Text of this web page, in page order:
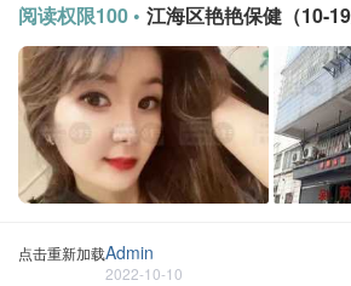
阅读权限100 • 江海区艳艳保健（10-19
点击重新加载Admin
2022-10-10